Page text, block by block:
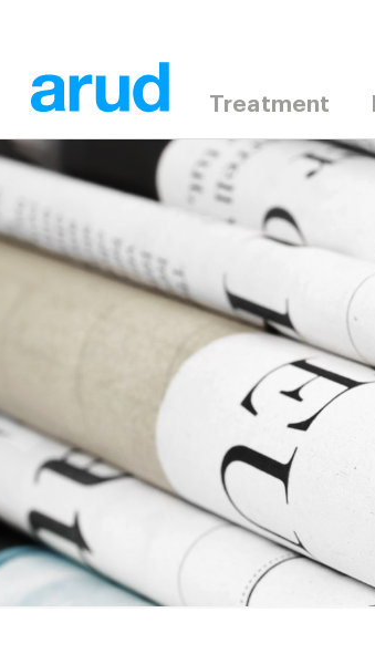
Treatment